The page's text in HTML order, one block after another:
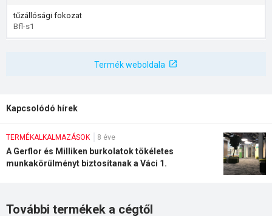
tűzállósági fokozat
Bfl-s1
Termék weboldala
Kapcsolódó hírek
TERMÉKALKALMAZÁSOK 8 éve
A Gerflor és Milliken burkolatok tökéletes
munkakörülményt biztosítanak a Váci 1.
További termékek a cégtől